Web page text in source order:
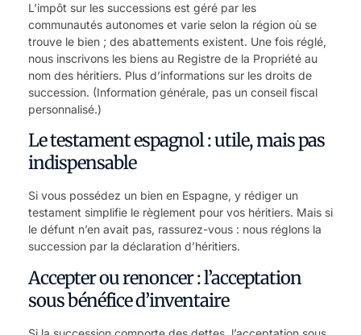
L’impôt sur les successions est géré par les
communautés autonomes et varie selon la région où se
trouve le bien ; des abattements existent. Une fois réglé,
nous inscrivons les biens au Registre de la Propriété au
nom des héritiers. Plus d’informations sur les droits de
succession. (Information générale, pas un conseil fiscal
personnalisé.)
Le testament espagnol : utile, mais pas
indispensable
Si vous possédez un bien en Espagne, y rédiger un
testament simplifie le règlement pour vos héritiers. Mais si
le défunt n’en avait pas, rassurez-vous : nous réglons la
succession par la déclaration d’héritiers.
Accepter ou renoncer : l’acceptation
sous bénéfice d’inventaire